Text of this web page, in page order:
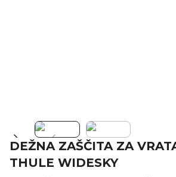
DEŽNA ZAŠČITA ZA
THULE WIDESKY